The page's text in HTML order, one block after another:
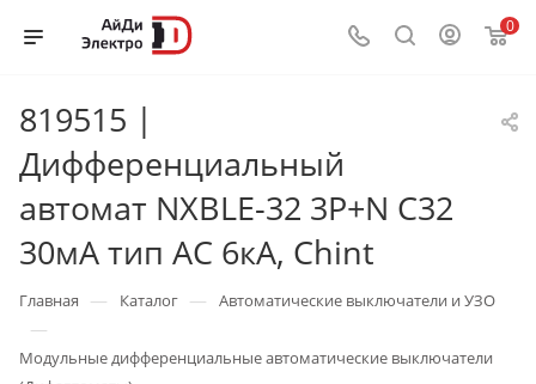
0
819515 |
Дифференциальный
автомат NXBLE-32 3P+N C32
30мА тип AC 6кА, Chint
Главная — Каталог — Автоматические выключатели и УЗО
—
Модульные дифференциальные автоматические выключатели